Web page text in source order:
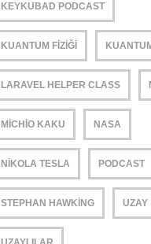
KEYKUBAD PODCAST
KUANTUM FIZIĞI
LARAVEL HELPER CLASS
MICHIO KAKU NASA
NIKOLA TESLA PODCAST
STEPHAN HAWKING UZAY